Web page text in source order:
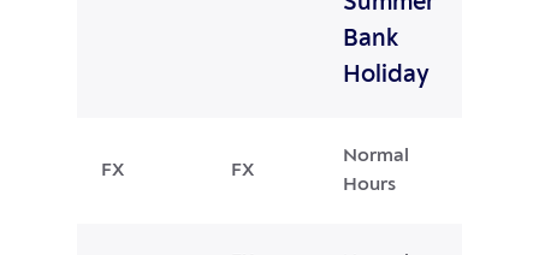
Bank
Holiday
FX FX
Normal
Hours